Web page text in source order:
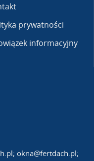
prywatności
informacyjny
okna@fertdach.pl;